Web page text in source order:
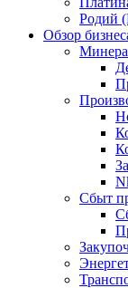
Родий
Обзор
Сбыт